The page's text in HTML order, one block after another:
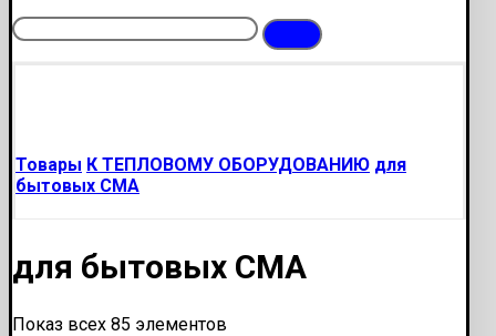
Товары К ТЕПЛОВОМУ ОБОРУДОВАНИЮ для
бытовых СМА
для бытовых СМА
Показ всех 85 элементов